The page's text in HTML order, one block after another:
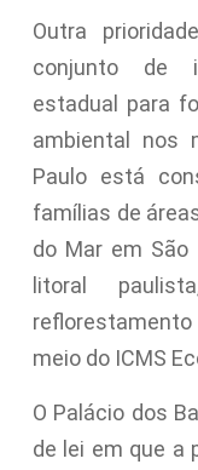
Outra
conjunto de
estadual para
ambiental nos
Paulo está
famílias de
do Mar em
litoral
meio do ICMS
O Palácio dos
de lei em que a